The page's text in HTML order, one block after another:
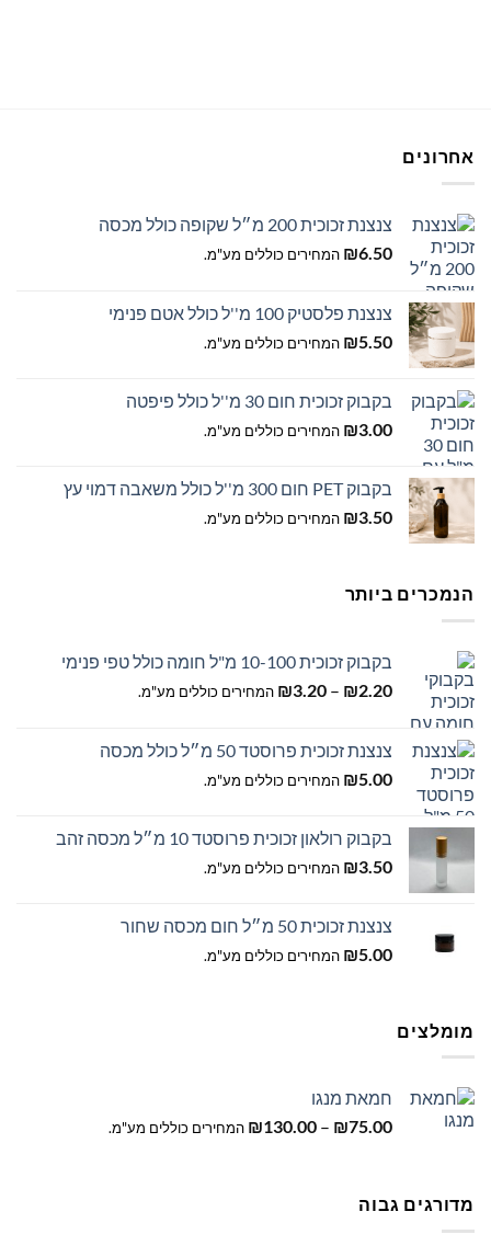
האפשרויות
בעמוד
המוצר
המוצר
אחרונים
צנצנת זכוכית 200 מ״ל שקופה כולל מכסה
₪6.50 המחירים כוללים מע"מ.
צנצנת פלסטיק 100 מ''ל כולל אטם פנימי
₪5.50 המחירים כוללים מע"מ.
בקבוק זכוכית חום 30 מ''ל כולל פיפטה
₪3.00 המחירים כוללים מע"מ.
בקבוק PET חום 300 מ''ל כולל משאבה דמוי עץ
₪3.50 המחירים כוללים מע"מ.
הנמכרים ביותר
בקבוק זכוכית 10-100 מ"ל חומה כולל טפי פנימי
₪2.20
–
₪3.20
טווח
עד
המחירים כוללים מע"מ.
צנצנת זכוכית פרוסטד 50 מ״ל כולל מכסה
₪5.00 המחירים כוללים מע"מ.
בקבוק רולאון זכוכית פרוסטד 10 מ״ל מכסה זהב
₪3.50 המחירים כוללים מע"מ.
צנצנת זכוכית 50 מ״ל חום מכסה שחור
₪5.00 המחירים כוללים מע"מ.
מומלצים
חמאת מנגו
₪75.00
–
₪130.00
טווח
המחירים כוללים מע"מ.
מדורגים גבוה